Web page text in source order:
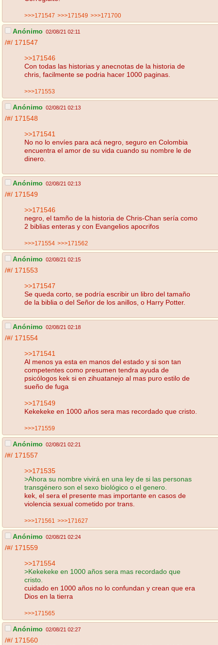
>>>171547 >>>171549 >>>171700
Anónimo 02/08/21 02:11
/#/ 171547
>>171546
Con todas las historias y anecnotas de la historia de
chris, facilmente se podria hacer 1000 paginas.
>>>171553
Anónimo 02/08/21 02:13
/#/ 171548
>>171541
No no lo envíes para acá negro, seguro en Colombia
encuentra el amor de su vida cuando su nombre le de
dinero.
Anónimo 02/08/21 02:13
/#/ 171549
>>171546
negro, el tamño de la historia de Chris-Chan sería como
2 biblias enteras y con Evangelios apocrifos
>>>171554 >>>171562
Anónimo 02/08/21 02:15
/#/ 171553
>>171547
Se queda corto, se podría escribir un libro del tamaño
de la biblia o del Señor de los anillos, o Harry Potter.
Anónimo 02/08/21 02:18
/#/ 171554
>>171541
Al menos ya esta en manos del estado y si son tan
competentes como presumen tendra ayuda de
psicólogos kek si en zihuatanejo al mas puro estilo de
sueño de fuga
>>171549
Kekekeke en 1000 años sera mas recordado que cristo.
>>>171559
Anónimo 02/08/21 02:21
/#/ 171557
>>171535
>Ahora su nombre vivirá en una ley de si las personas
transgénero son el sexo biológico o el genero.
kek, el sera el presente mas importante en casos de
violencia sexual cometido por trans.
>>>171561 >>>171627
Anónimo 02/08/21 02:24
/#/ 171559
>>171554
>Kekekeke en 1000 años sera mas recordado que
cristo.
cuidado en 1000 años no lo confundan y crean que era
Dios en la tierra
>>>171565
Anónimo 02/08/21 02:27
/#/ 171560